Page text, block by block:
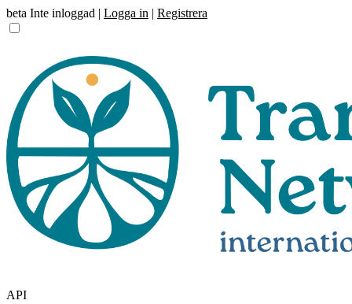
beta Inte inloggad | Logga in | Registrera
API